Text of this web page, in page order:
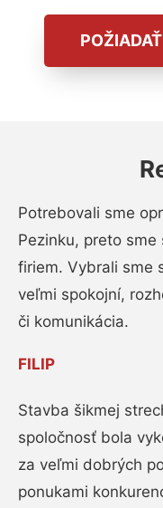
Potrebovali sme
Pezinku, preto
firiem. Vybrali sme
veľmi spokojní,
či komunikácia.
FILIP
Stavba šikmej
spoločnosť bola
za veľmi dobrých
ponukami